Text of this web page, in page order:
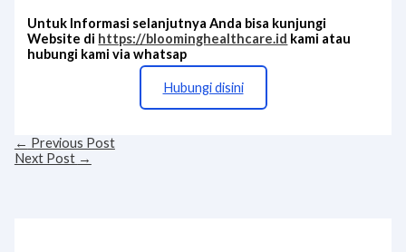
Untuk Informasi selanjutnya Anda bisa kunjungi
Website di https://bloominghealthcare.id kami atau
hubungi kami via whatsap
Hubungi disini
← Previous Post
Next Post →